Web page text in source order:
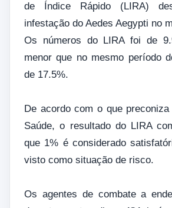
de Índice Rápido (LIRA)
infestação do Aedes Aegypti no
Os números do LIRA foi de
menor que no mesmo período
de 17.5%.
De acordo com o que
Saúde, o resultado do LIRA
que 1% é considerado
visto como situação de risco.
Os agentes de combate a